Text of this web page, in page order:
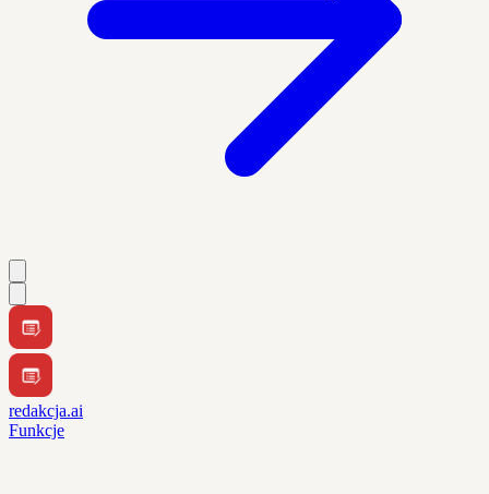
redakcja.ai
Funkcje